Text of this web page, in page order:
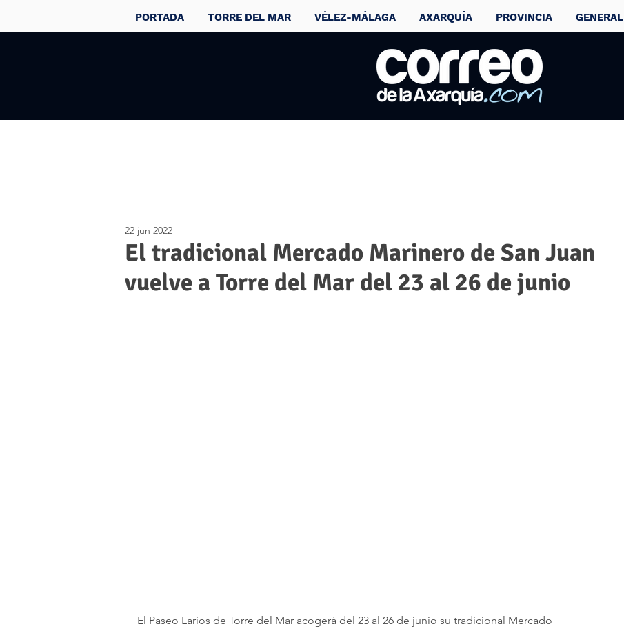
PORTADA TORRE DEL MAR VÉLEZ-MÁLAGA AXARQUÍA PROVINCIA GENERAL
El tradicional Mercado Marinero de San Juan
vuelve a Torre del Mar del 23 al 26 de junio
22 jun 2022
El Paseo Larios de Torre del Mar acogerá del 23 al 26 de junio su tradicional Mercado